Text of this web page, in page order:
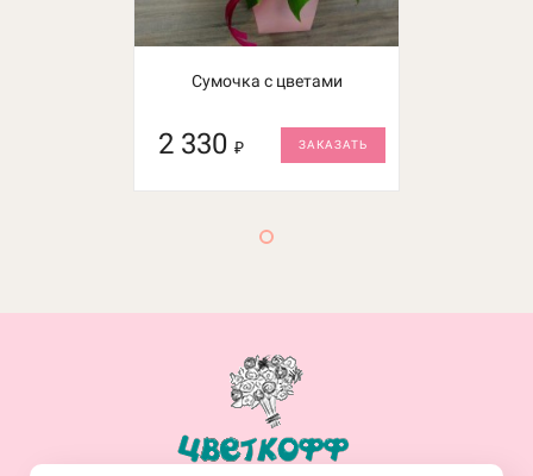
Сумочка с цветами
2 330 ₽ ЗАКАЗАТЬ